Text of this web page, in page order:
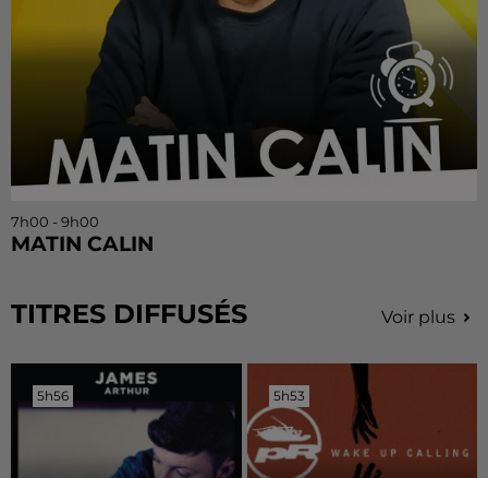
7h00 - 9h00
MATIN CALIN
TITRES DIFFUSÉS Voir plus
5h56
5h56 5h53
5h53